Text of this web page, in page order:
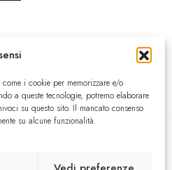
i cookie per memorizzare e/o
a queste tecnologie, potremo elaborare
su questo sito. Il mancato consenso
su alcune funzionalità.